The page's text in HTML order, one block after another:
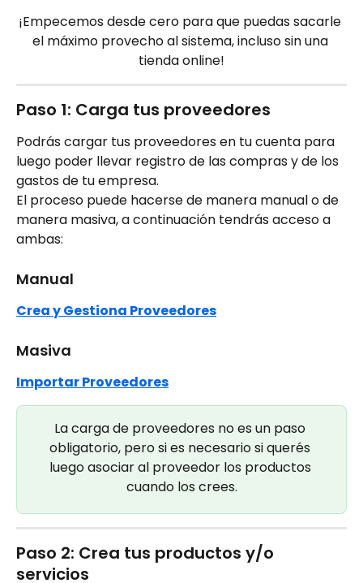
¡Empecemos desde cero para que puedas sacarle
el máximo provecho al sistema, incluso sin una
tienda online!
Paso 1: Carga tus proveedores
Podrás cargar tus proveedores en tu cuenta para
luego poder llevar registro de las compras y de los
gastos de tu empresa.
El proceso puede hacerse de manera manual o de
manera masiva, a continuación tendrás acceso a
ambas:
Manual
Crea y Gestiona Proveedores
Masiva
Importar Proveedores
La carga de proveedores no es un paso
obligatorio, pero si es necesario si querés
luego asociar al proveedor los productos
cuando los crees.
Paso 2: Crea tus productos y/o
servicios